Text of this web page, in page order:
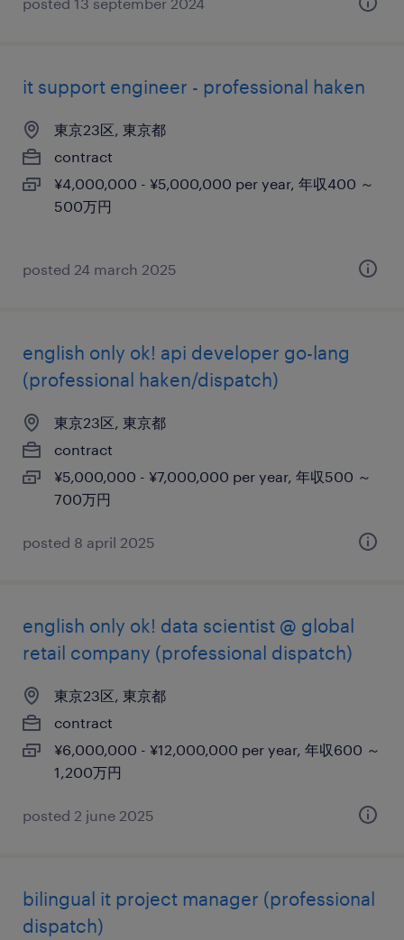
it support engineer - professional haken
東京23区, 東京都
contract
¥4,000,000 - ¥5,000,000 per year, 年収400 ～
500万円
posted 24 march 2025
english only ok! api developer go-lang
(professional haken/dispatch)
東京23区, 東京都
contract
¥5,000,000 - ¥7,000,000 per year, 年収500 ～
700万円
posted 8 april 2025
english only ok! data scientist @ global
retail company (professional dispatch)
東京23区, 東京都
contract
¥6,000,000 - ¥12,000,000 per year, 年収600 ～
1,200万円
posted 2 june 2025
bilingual it project manager (professional
dispatch)